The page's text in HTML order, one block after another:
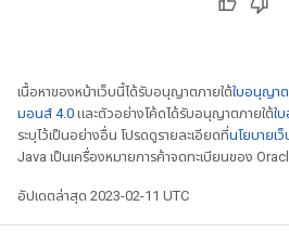
เนื้อหาของหน้าเว็บนี้ได้รับอนุญาตภายใต้ใบอนุญา
มอนส์ 4.0 และตัวอย่างโค้ดได้รับอนุญาตภายใต้ใ
ระบุไว้เป็นอย่างอื่น โปรดดูรายละเอียดที่นโยบายเ
Java เป็นเครื่องหมายการค้าจดทะเบียนของ
อัปเดตล่าสุด 2023-02-11 UTC